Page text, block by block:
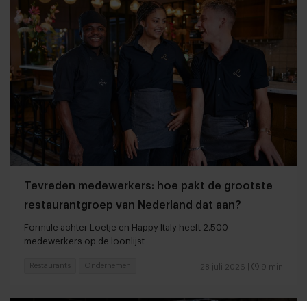
Tevreden medewerkers: hoe pakt de grootste
restaurantgroep van Nederland dat aan?
Formule achter Loetje en Happy Italy heeft 2.500
medewerkers op de loonlijst
28 juli 2026 9 min
Restaurants Ondernemen